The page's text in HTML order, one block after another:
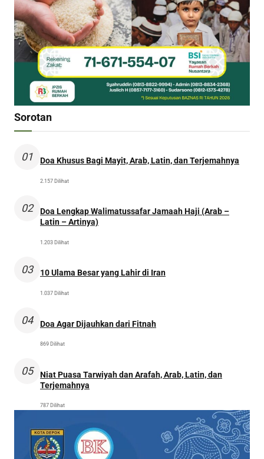
Sorotan
01 Doa Khusus Bagi Mayit, Arab, Latin, dan Terjemahnya
2.157 Dilihat
02
Doa Lengkap Walimatussafar Jamaah Haji (Arab –
Latin – Artinya)
1.203 Dilihat
03 10 Ulama Besar yang Lahir di Iran
1.037 Dilihat
04 Doa Agar Dijauhkan dari Fitnah
869 Dilihat
05
Niat Puasa Tarwiyah dan Arafah, Arab, Latin, dan
Terjemahnya
787 Dilihat